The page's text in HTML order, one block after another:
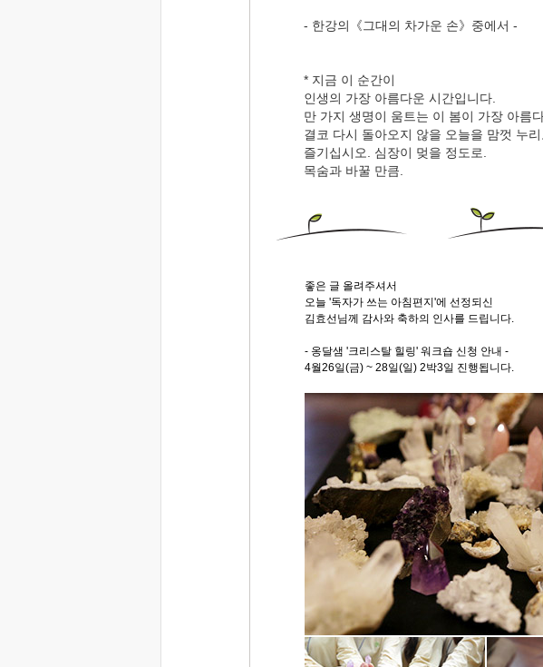
- 한강의《그대의 차가운 손》중에서 -
* 지금 이 순간이
인생의 가장 아름다운 시간입니다.
만 가지 생명이 움트는 이 봄이 가장 아름
결코 다시 돌아오지 않을 오늘을 맘껏 누리
즐기십시오. 심장이 멎을 정도로.
목숨과 바꿀 만큼.
좋은 글 올려주셔서
오늘 '독자가 쓰는 아침편지'에 선정되신
김효선님께 감사와 축하의 인사를 드립니다.
- 옹달샘 '크리스탈 힐링' 워크숍 신청 안내 -
4월26일(금) ~ 28일(일) 2박3일 진행됩니다.